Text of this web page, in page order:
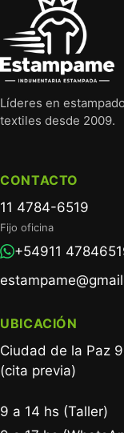
Líderes en
textiles desde 2009.
CONTACTO
11 4784-6519
Fijo oficina
+54911
UBICACIÓN
Ciudad de la Paz
(cita previa)
9 a 14 hs (Taller)